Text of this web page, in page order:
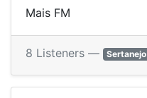
Mais FM
8 Listeners — Sertanejo